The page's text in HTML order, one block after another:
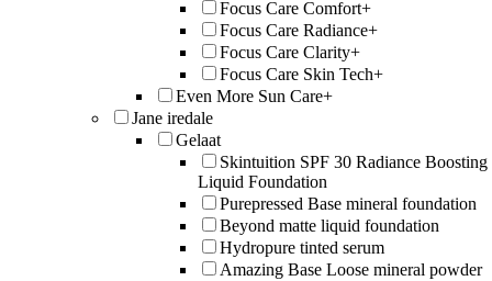
Focus Care Comfort+
Focus Care Radiance+
Focus Care Clarity+
Focus Care Skin Tech+
Even More Sun Care+
Jane iredale
Gelaat
Skintuition SPF 30 Radiance Boosting
Liquid Foundation
Purepressed Base mineral foundation
Beyond matte liquid foundation
Hydropure tinted serum
Amazing Base Loose mineral powder